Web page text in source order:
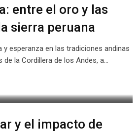
entre el oro y las
sierra peruana
esperanza en las tradiciones andinas
de la Cordillera de los Andes, a…
y el impacto de